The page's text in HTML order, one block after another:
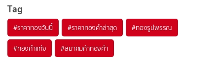
Tag
#ราคาทองวันนี้ #ราคาทองคำล่าสุด #ทองรูปพรรณ
#ทองคำแท่ง #สมาคมค้าทองคำ